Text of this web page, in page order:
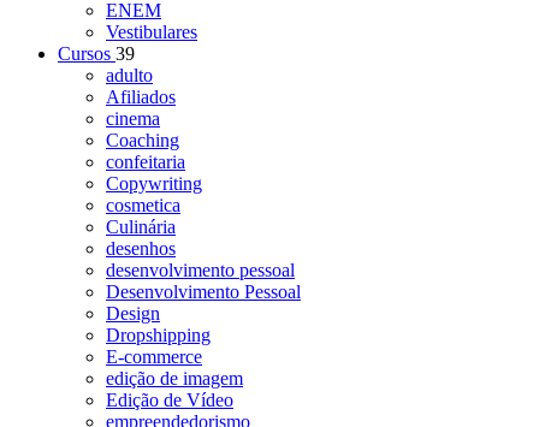
ENEM
Vestibulares
Cursos 39
adulto
Afiliados
cinema
Coaching
confeitaria
Copywriting
cosmetica
Culinária
desenhos
desenvolvimento pessoal
Desenvolvimento Pessoal
Design
Dropshipping
E-commerce
edição de imagem
Edição de Vídeo
empreendedorismo